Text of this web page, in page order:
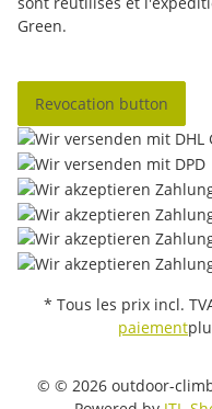
Green.
Revocation button
* Tous les prix incl.
paiement
© © 2026 outdoor-